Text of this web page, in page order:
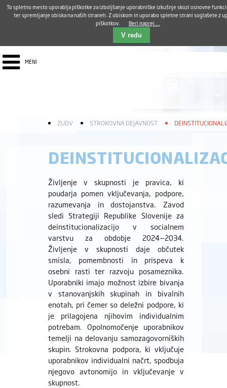
E-pošta ZUDV
Iskalnik
MENI
ZUDV STROKOVNA DEJAVNOST
Življenje v skupnosti je pravica, ki
poudarja pomen vključevanja, podpore,
razumevanja in dostojanstva. Zavod
sledi Strategiji Republike Slovenije za
deinstitucionalizacijo v socialnem
varstvu za obdobje 2024‒2034.
Življenje v skupnosti daje občutek
smisla, pomembnosti in prispeva k
osebni rasti ter razvoju posameznika.
Uporabniki imajo možnost izbire bivanja
v stanovanjskih skupinah in bivalnih
enotah, pri čemer so deležni podpore, ki
je prilagojena njihovim individualnim
potrebam. Opolnomočenje uporabnikov
temelji na delovanju samozagovorniških
skupin. Strokovna podpora, ki vključuje
uporabnikov individualni načrt, spodbuja
njegovo avtonomijo in vključevanje v
skupnost.
To spletno mesto uporablja piškotke za izboljšanje uporabniške izkušnje skozi osnovne
ter spremljanje obiska na naših straneh. Z obiskom in uporabo spletne strani soglašete z
piškotkov.
Beri naprej ...
V redu